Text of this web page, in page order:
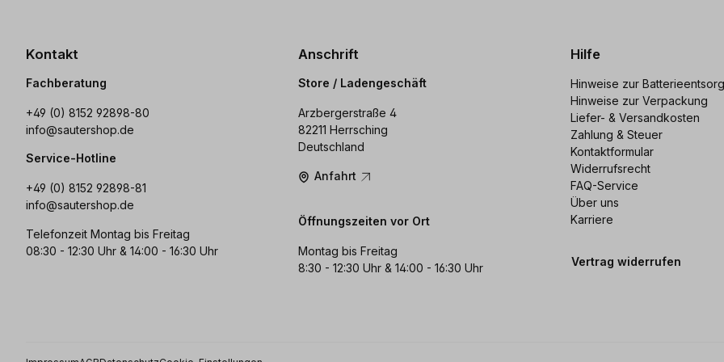
Kontakt
Fachberatung
+49 (0) 8152 92898-80
info@sautershop.de
Service-Hotline
+49 (0) 8152 92898-81
info@sautershop.de
Telefonzeit Montag bis Freitag
08:30 - 12:30 Uhr & 14:00 - 16:30 Uhr
Anschrift
Store / Ladengeschäft
Arzbergerstraße 4
82211 Herrsching
Deutschland
Anfahrt
Öffnungszeiten vor Ort
Montag bis Freitag
8:30 - 12:30 Uhr & 14:00 - 16:30 Uhr
Hilfe
Hinweise zur
Hinweise zur Verpackung
Liefer- & Versandkosten
Zahlung & Steuer
Kontaktformular
Widerrufsrecht
FAQ-Service
Über uns
Karriere
Vertrag widerrufen